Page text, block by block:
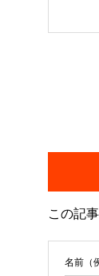
この記
名前（